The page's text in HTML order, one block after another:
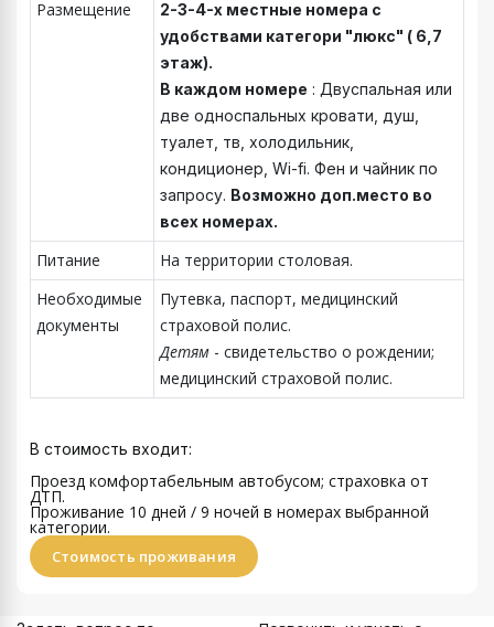
Размещение
2-3-4-х местные номера с
удобствами категори "люкс" ( 6,7
этаж).
В каждом номере : Двуспальная или
две односпальных кровати, душ,
туалет, тв, холодильник,
кондиционер, Wi-fi. Фен и чайник по
запросу. Возможно доп.место во
всех номерах.
Питание
На территории столовая.
Необходимые
документы
Путевка, паспорт, медицинский
страховой полис.
Детям - свидетельство о рождении;
медицинский страховой полис.
В стоимость входит:
Проезд комфортабельным автобусом; страховка от
ДТП.
Проживание 10 дней / 9 ночей в номерах выбранной
категории.
Стоимость проживания